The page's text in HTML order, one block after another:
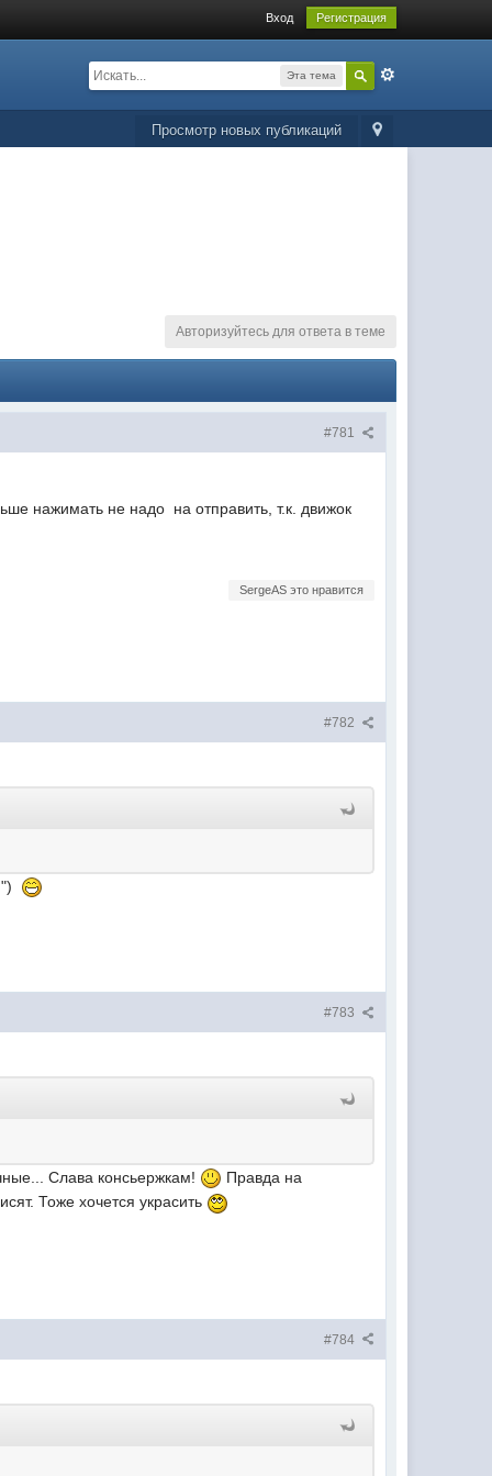
Вход Регистрация
Эта тема
Просмотр новых публикаций
Авторизуйтесь для ответа в теме
#781
нажимать не надо на отправить, т.к. движок
SergeAS это нравится
#782
#783
Слава консьержкам!
Правда на
Тоже хочется украсить
#784